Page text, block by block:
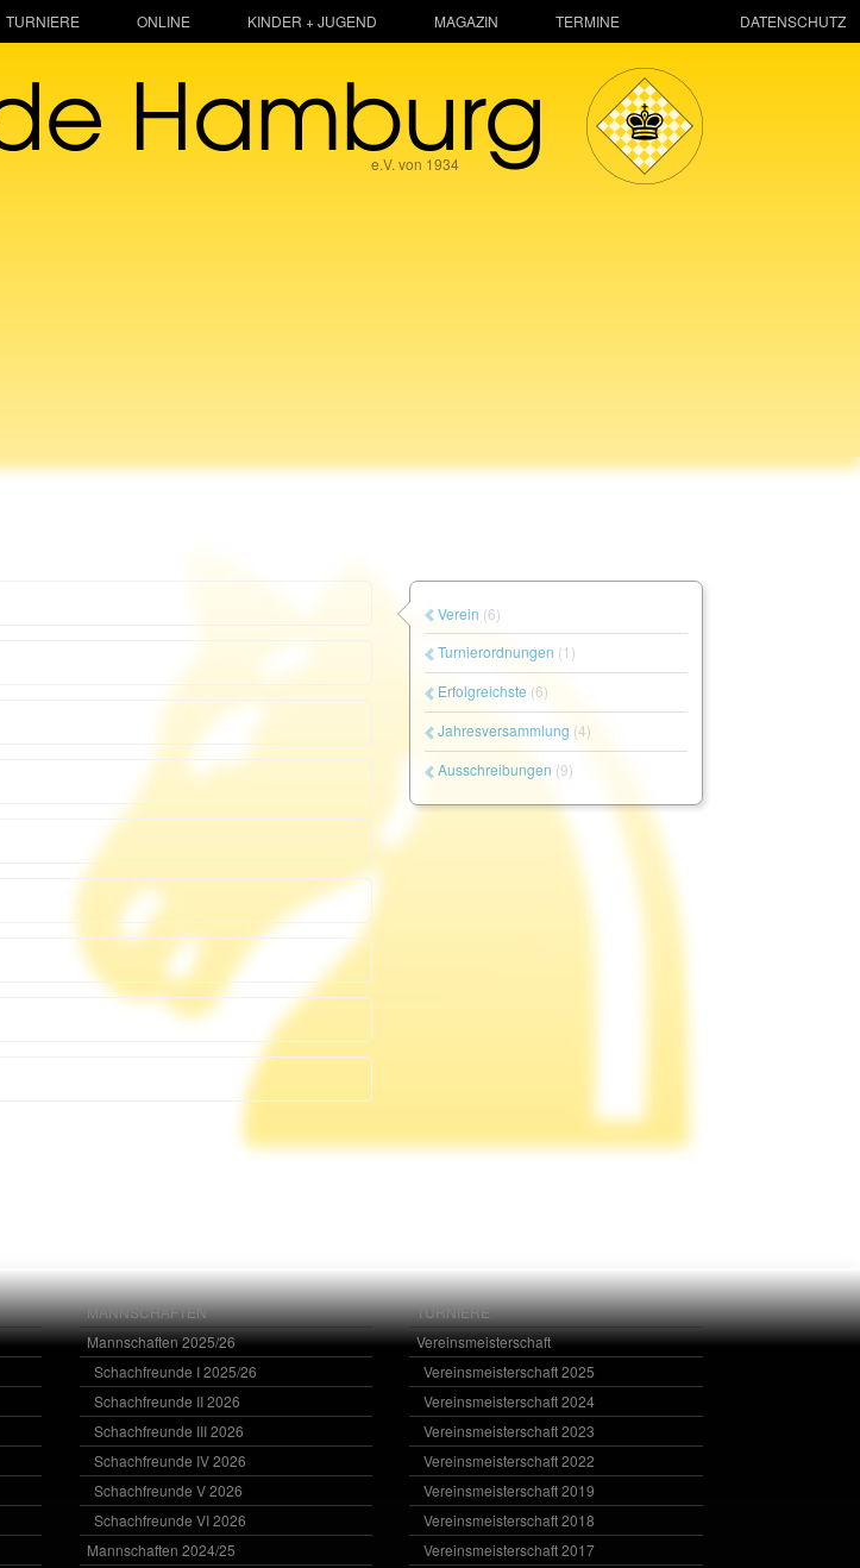
TURNIERE ONLINE KINDER + JUGEND MAGAZIN TERMINE
Hamburg
e.V. von 1934
Verein (6)
Turnierordnungen (1)
Erfolgreichste (6)
Jahresversammlung (4)
Ausschreibungen (9)
DATENSCHUTZ
MANNSCHAFTEN
Mannschaften 2025/26
Schachfreunde I 2025/26
Schachfreunde II 2026
Schachfreunde III 2026
Schachfreunde IV 2026
Schachfreunde V 2026
Schachfreunde VI 2026
Mannschaften 2024/25
TURNIERE
Vereinsmeisterschaft
Vereinsmeisterschaft 2025
Vereinsmeisterschaft 2024
Vereinsmeisterschaft 2023
Vereinsmeisterschaft 2022
Vereinsmeisterschaft 2019
Vereinsmeisterschaft 2018
Vereinsmeisterschaft 2017